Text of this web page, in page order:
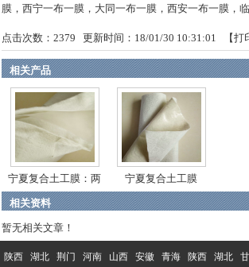
膜， 西宁一布一膜， 大同一布一膜， 西安一布一膜，
点击次数： 2379 更新时间：18/01/30 10:31:01 【打
相关产品
宁夏复合土工膜：两
布...
宁夏复合土工膜
相关资料
暂无相关文章！
陕西 湖北 荆门 河南 山西 安徽 青海 陕西 湖北